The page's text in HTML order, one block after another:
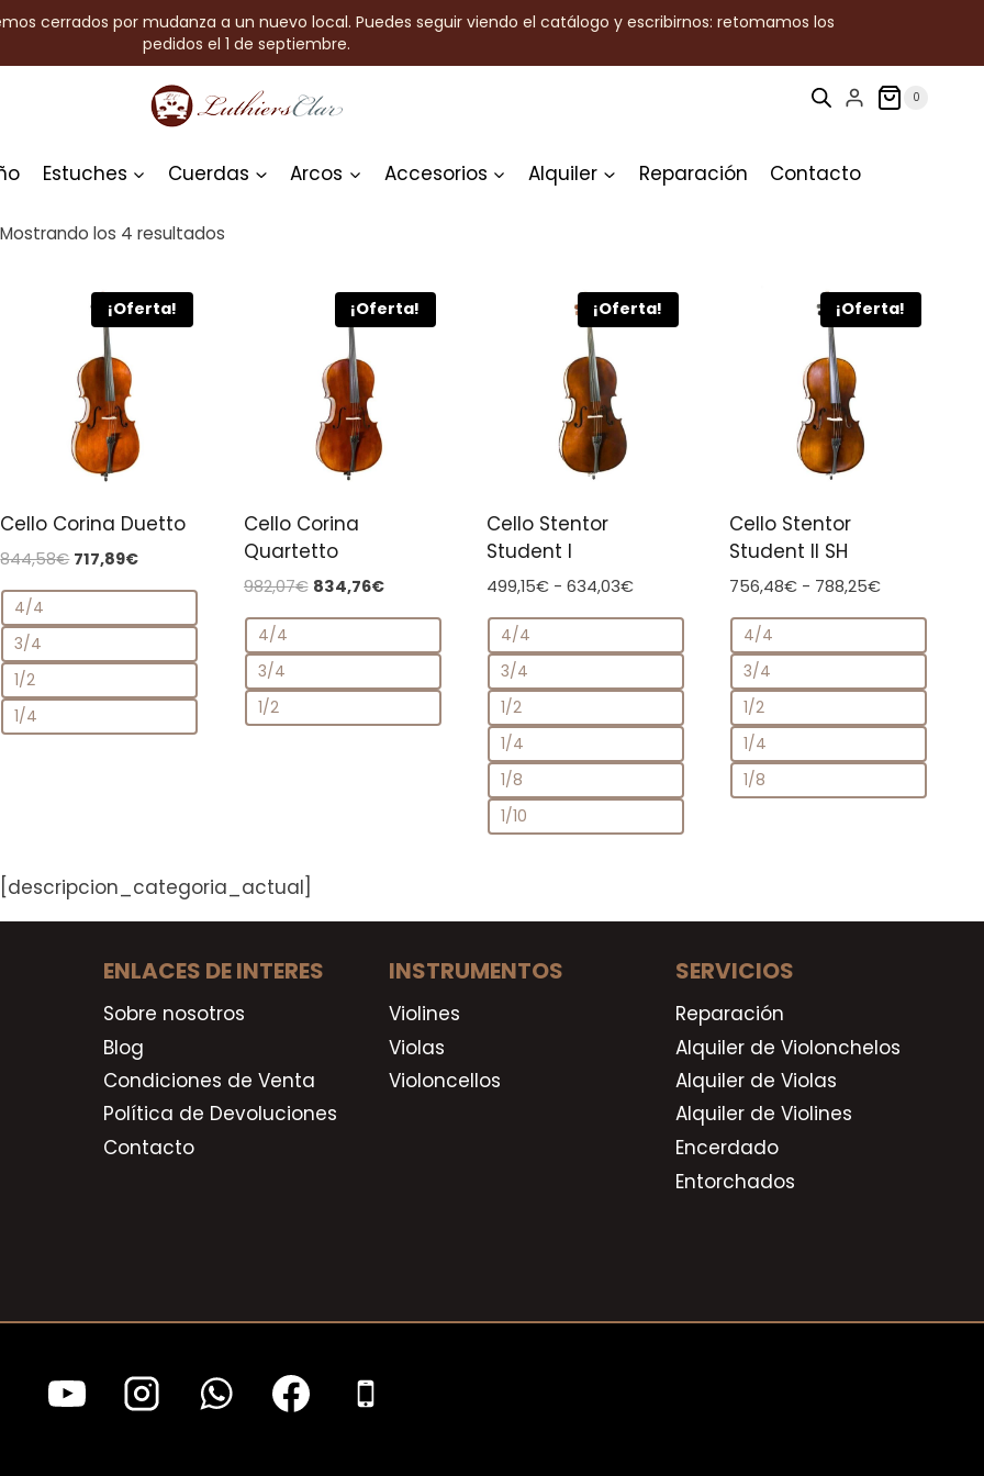
cerrados por mudanza a un nuevo local. Puedes seguir viendo el catálogo y escribirnos: retomamos los
pedidos el 1 de septiembre.
0
Estuches Cuerdas Arcos Accesorios Alquiler Reparación Contacto
Mostrando los 4 resultados
¡Oferta!
Cello Corina Duetto
844,58€ El
era:
844,58€.
717,89€El
es:
717,89€.
4/4
3/4
1/2
1/4
¡Oferta!
Cello Corina
Quartetto
982,07€ El
era:
982,07€.
834,76€El
es:
834,76€.
4/4
3/4
1/2
¡Oferta!
Cello Stentor
Student I
499,15€ - 634,03€Rango
desde
499,15€
4/4
3/4
1/2
1/4
1/8
1/10
¡Oferta!
Cello Stentor
Student II SH
756,48€ - 788,25€Rango
desde
756,48€
4/4
3/4
1/2
1/4
1/8
[descripcion_categoria_actual]
ENLACES DE INTERES
Sobre nosotros
Blog
Condiciones de Venta
Política de Devoluciones
Contacto
INSTRUMENTOS
Violines
Violas
Violoncellos
SERVICIOS
Reparación
Alquiler de Violonchelos
Alquiler de Violas
Alquiler de Violines
Encerdado
Entorchados